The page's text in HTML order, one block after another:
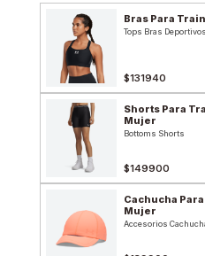
Bras Para
Tops Bras Deportivos
$131940
Shorts Para
Mujer
Bottoms Shorts
$149900
Cachucha
Mujer
Accesorios